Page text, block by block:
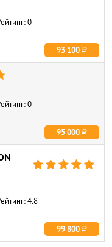
0
93 100
0
95 000
    
4.8
99 800